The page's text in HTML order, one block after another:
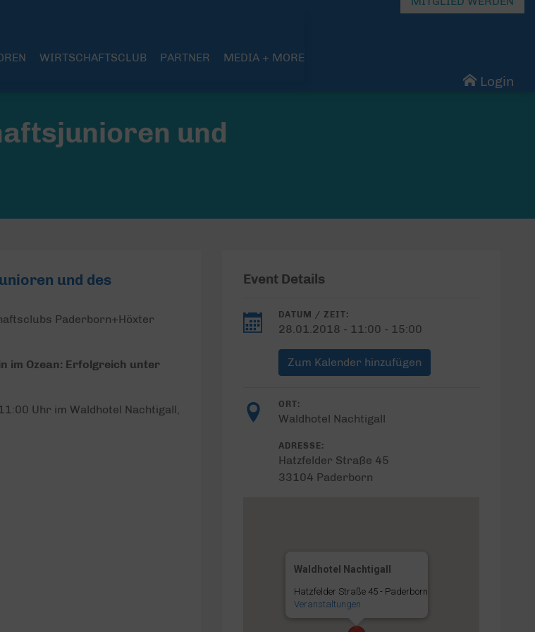
WIRTSCHAFTSCLUB PARTNER MEDIA + MORE
Login
und
und des
Paderborn+Höxter
im Ozean: Erfolgreich unter
Uhr im Waldhotel Nachtigall,
Event Details
DATUM / ZEIT:
28.01.2018 - 11:00 - 15:00
Zum Kalender hinzufügen
ORT:
Waldhotel Nachtigall
ADRESSE:
Hatzfelder Straße 45
33104 Paderborn
Waldhotel Nachtigall
Hatzfelder Straße 45 - Paderborn
Veranstaltungen